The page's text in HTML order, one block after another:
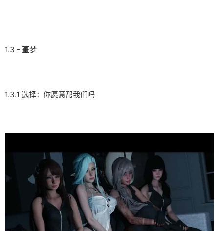
1.3 - 噩梦
1.3.1 选择：你愿意帮我们吗